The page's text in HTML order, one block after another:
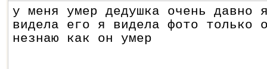
у меня умер дедушка очень давно
видела его я видела фото только
незнаю как он умер